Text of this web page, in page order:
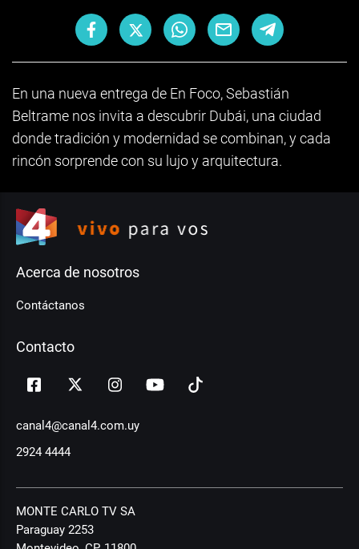
En una nueva entrega de En Foco, Sebastián
Beltrame nos invita a descubrir Dubái, una ciudad
donde tradición y modernidad se combinan, y cada
rincón sorprende con su lujo y arquitectura.
Acerca de nosotros
Contáctanos
Contacto
canal4@canal4.com.uy
2924 4444
MONTE CARLO TV SA
Paraguay 2253